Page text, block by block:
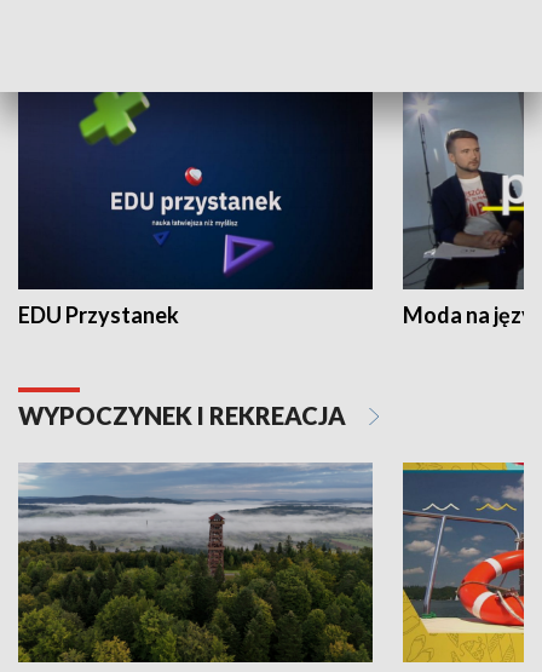
EDU Przystanek Moda na
WYPOCZYNEK I REKREACJA